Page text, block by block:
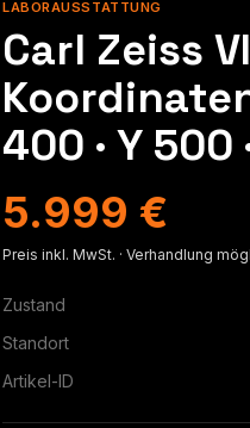
LABORAUSSTATTUNG
Carl Zeiss
400 · Y 500
5.999 €
Preis inkl. MwSt. · Verhandlung
Zustand
Standort
Artikel-ID